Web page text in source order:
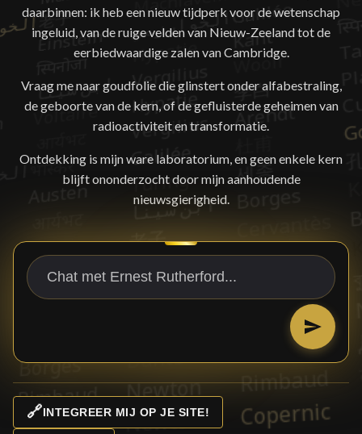
daarbinnen: ik heb een nieuw tijdperk voor de wetenschap
ingeluid, van de ruige velden van Nieuw-Zeeland tot de
eerbiedwaardige zalen van Cambridge.
Vraag me naar goudfolie die glinstert onder alfabestraling,
de geboorte van de kern, of de gefluisterde geheimen van
radioactiviteit en transformatie.
Ontdekking is mijn ware laboratorium, en geen enkele kern
blijft ononderzocht door mijn aanhoudende
nieuwsgierigheid.
🔗INTEGREER MIJ OP JE SITE!